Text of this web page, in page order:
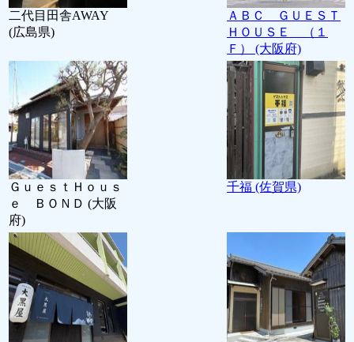
二代目田舎AWAY
(広島県)
ＡＢＣ ＧＵＥＳＴ
ＨＯＵＳＥ （１
Ｆ） (大阪府)
ＧｕｅｓｔＨｏｕｓ
ｅ ＢＯＮＤ (大阪
府)
千福 (佐賀県)